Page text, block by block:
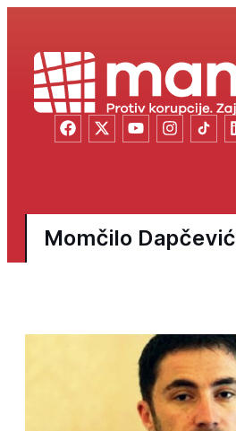
Momčilo Dapčević